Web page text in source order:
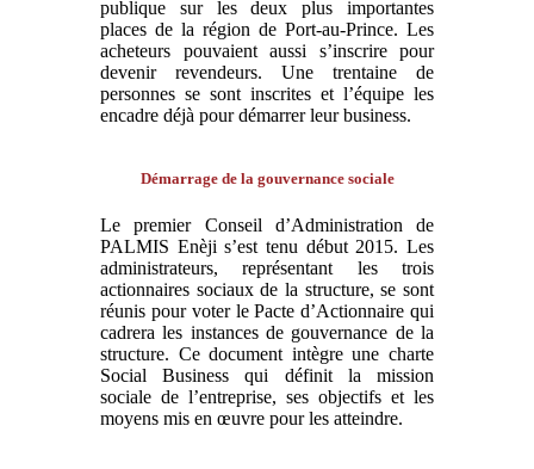
publique sur les deux plus importantes
places de la région de Port-au-Prince. Les
acheteurs pouvaient aussi s’inscrire pour
devenir revendeurs. Une trentaine de
personnes se sont inscrites et l’équipe les
encadre déjà pour démarrer leur business.
Démarrage de la gouvernance sociale
Le premier Conseil d’Administration de
PALMIS Enèji s’est tenu début 2015. Les
administrateurs, représentant les trois
actionnaires sociaux de la structure, se sont
réunis pour voter le Pacte d’Actionnaire qui
cadrera les instances de gouvernance de la
structure. Ce document intègre une charte
Social Business qui définit la mission
sociale de l’entreprise, ses objectifs et les
moyens mis en œuvre pour les atteindre.